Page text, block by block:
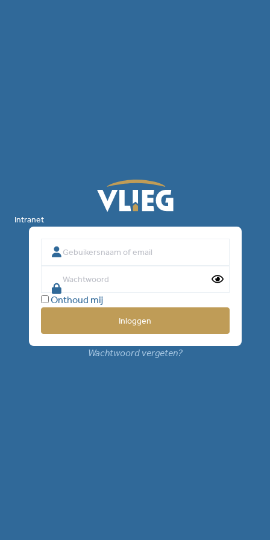
Intranet
Onthoud mij
Wachtwoord vergeten?